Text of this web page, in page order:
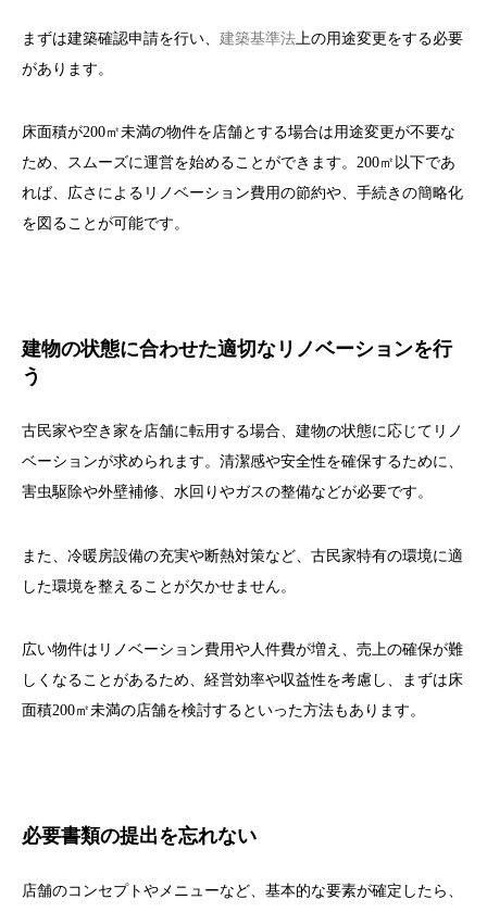
まずは建築確認申請を行い、 建築基準法上の用途変更をする必要
があります。
床面積が200㎡未満の物件を店舗とする場合は用途変更が不要な
ため、スムーズに運営を始めることができます。200㎡以下であ
れば、広さによるリノベーション費用の節約や、手続きの簡略化
を図ることが可能です。
建物の状態に合わせた適切なリノベーションを行
う
古民家や空き家を店舗に転用する場合、建物の状態に応じてリノ
ベーションが求められます。清潔感や安全性を確保するために、
害虫駆除や外壁補修、水回りやガスの整備などが必要です。
また、冷暖房設備の充実や断熱対策など、古民家特有の環境に適
した環境を整えることが欠かせません。
広い物件はリノベーション費用や人件費が増え、売上の確保が難
しくなることがあるため、経営効率や収益性を考慮し、まずは床
面積200㎡未満の店舗を検討するといった方法もあります。
必要書類の提出を忘れない
店舗のコンセプトやメニューなど、基本的な要素が確定したら、